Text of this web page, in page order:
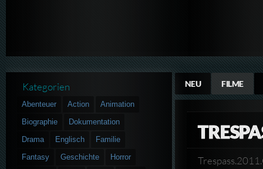
NEU FILME
Kategorien
Abenteuer Action
Animation
Biographie
Dokumentation
Drama
Englisch
Familie
Fantasy
Geschichte
Horror